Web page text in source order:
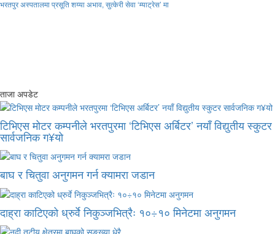
भरतपुर अस्पतालमा प्रसूति शय्या अभाव, सुत्केरी सेवा ‘म्याट्रेस’ मा
ताजा अपडेट
टिभिएस मोटर कम्पनीले भरतपुरमा ‘टिभिएस अर्बिटर’ नयाँ विद्युतीय स्कुटर
सार्वजनिक ग¥यो
बाघ र चितुवा अनुगमन गर्न क्यामरा जडान
दाह्रा काटिएको ध्रुर्वे निकुञ्जभित्रैः १०÷१० मिनेटमा अनुगमन